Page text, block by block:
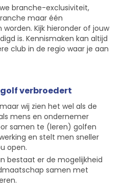
branche-exclusiviteit,
maar één
Kijk hieronder of jouw
is. Kennismaken kan altijd
club in de regio waar je aan
verbroedert
wij zien het wel als de
mens en ondernemer
samen te (leren) golfen
en stelt men sneller
open.
bestaat er de mogelijkheid
samen met